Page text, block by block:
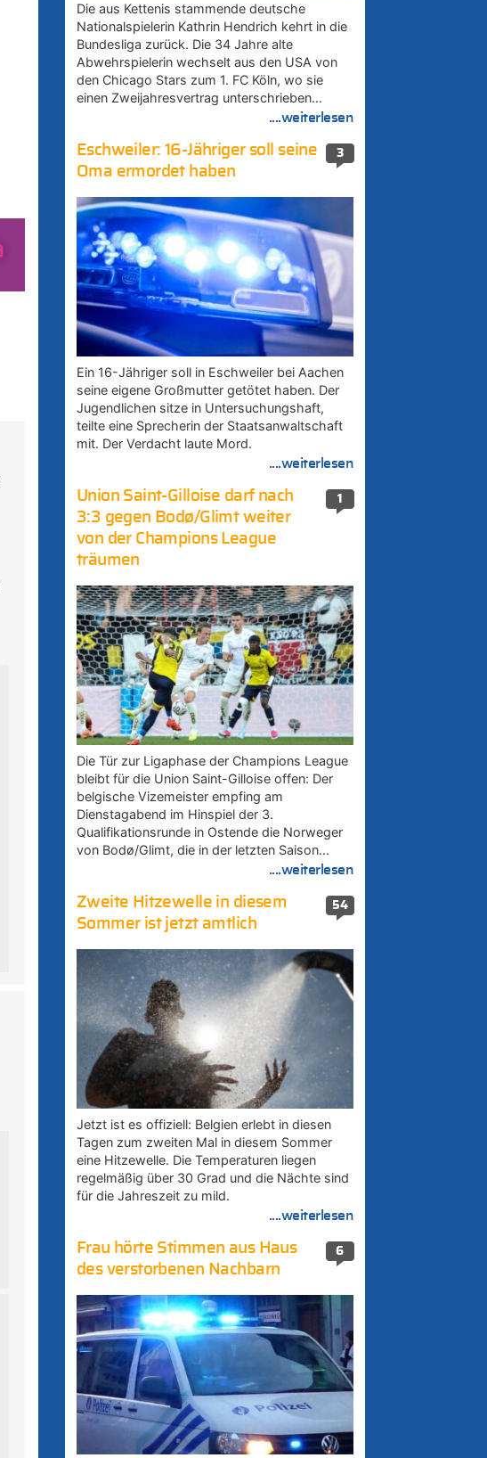
Die aus Kettenis stammende deutsche
Nationalspielerin Kathrin Hendrich kehrt in die
Bundesliga zurück. Die 34 Jahre alte
Abwehrspielerin wechselt aus den USA von
den Chicago Stars zum 1. FC Köln, wo sie
einen Zweijahresvertrag unterschrieben…
....weiterlesen
3
Eschweiler: 16-Jähriger soll seine
Oma ermordet haben
Ein 16-Jähriger soll in Eschweiler bei Aachen
seine eigene Großmutter getötet haben. Der
Jugendlichen sitze in Untersuchungshaft,
teilte eine Sprecherin der Staatsanwaltschaft
mit. Der Verdacht laute Mord.
....weiterlesen
1
Union Saint-Gilloise darf nach
3:3 gegen Bodø/Glimt weiter
von der Champions League
träumen
Die Tür zur Ligaphase der Champions League
bleibt für die Union Saint-Gilloise offen: Der
belgische Vizemeister empfing am
Dienstagabend im Hinspiel der 3.
Qualifikationsrunde in Ostende die Norweger
von Bodø/Glimt, die in der letzten Saison…
....weiterlesen
54
Zweite Hitzewelle in diesem
Sommer ist jetzt amtlich
Jetzt ist es offiziell: Belgien erlebt in diesen
Tagen zum zweiten Mal in diesem Sommer
eine Hitzewelle. Die Temperaturen liegen
regelmäßig über 30 Grad und die Nächte sind
für die Jahreszeit zu mild.
....weiterlesen
6
Frau hörte Stimmen aus Haus
des verstorbenen Nachbarn